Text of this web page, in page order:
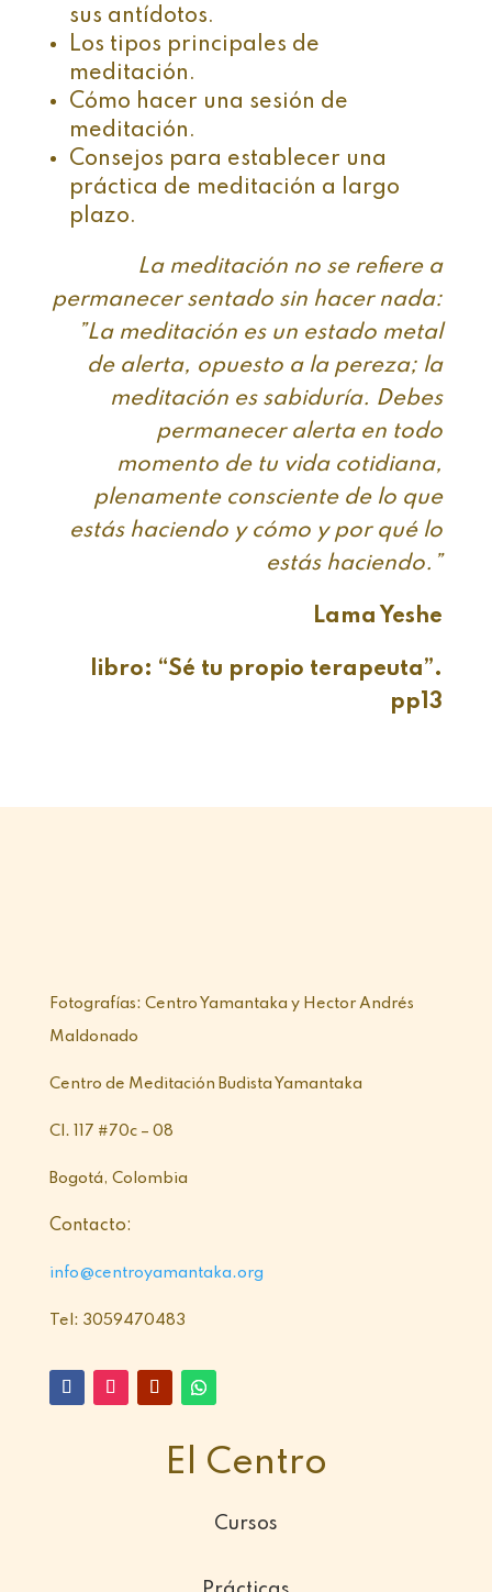
sus antídotos.
Los tipos principales de
meditación.
Cómo hacer una sesión de
meditación.
Consejos para establecer una
práctica de meditación a largo
plazo.
La meditación no se refiere a
permanecer sentado sin hacer nada:
”La meditación es un estado metal
de alerta, opuesto a la pereza; la
meditación es sabiduría. Debes
permanecer alerta en todo
momento de tu vida cotidiana,
plenamente consciente de lo que
estás haciendo y cómo y por qué lo
estás haciendo.”
Lama Yeshe
libro: “Sé tu propio terapeuta”.
pp13
Fotografías: Centro Yamantaka y Hector Andrés
Maldonado
Centro de Meditación Budista Yamantaka
Cl. 117 #70c – 08
Bogotá, Colombia
Contacto:
info@centroyamantaka.org
Tel: 3059470483
El Centro
Cursos